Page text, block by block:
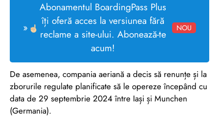
»
Abonamentul BoardingPass Plus
îți oferă acces la versiunea fără
reclame a site-ului. Abonează-te
acum!
NOU
De asemenea, compania aeriană a decis să renunțe și la
zborurile regulate planificate să le opereze începând cu
data de 29 septembrie 2024 între Iași și Munchen
(Germania).